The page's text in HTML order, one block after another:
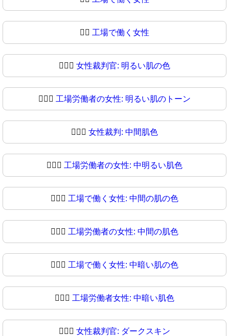
👩‍⚖ 工場で働く女性
👩🏻‍⚖️ 女性裁判官: 明るい肌の色
👩🏻‍⚖ 工場労働者の女性: 明るい肌のトーン
👩🏼‍⚖️ 女性裁判: 中間肌色
👩🏼‍⚖ 工場労働者の女性: 中明るい肌色
👩🏽‍⚖️ 工場で働く女性: 中間の肌の色
👩🏽‍⚖ 工場労働者の女性: 中間の肌色
👩🏾‍⚖️ 工場で働く女性: 中暗い肌の色
👩🏾‍⚖ 工場労働者女性: 中暗い肌色
👩🏿‍⚖️ 女性裁判官: ダークスキン